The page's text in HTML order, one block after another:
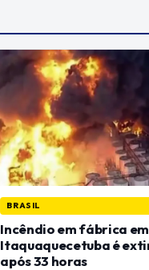
BRASIL
Incêndio em fábrica em
Itaquaquecetuba é
após 33 horas